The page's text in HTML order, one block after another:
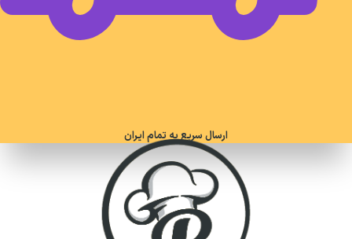
ارسال سریع به تمام ایران